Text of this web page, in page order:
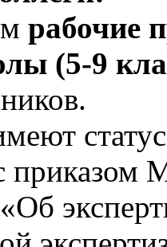
рабочие
(5-9
статус
приказом